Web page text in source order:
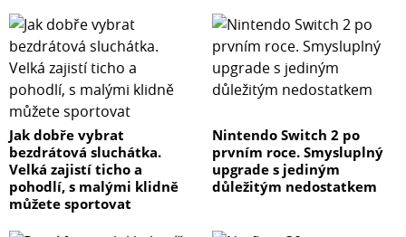
Jak dobře vybrat
bezdrátová sluchátka.
Velká zajistí ticho a
pohodlí, s malými klidně
můžete sportovat
Nintendo Switch 2 po
prvním roce. Smysluplný
upgrade s jediným
důležitým nedostatkem